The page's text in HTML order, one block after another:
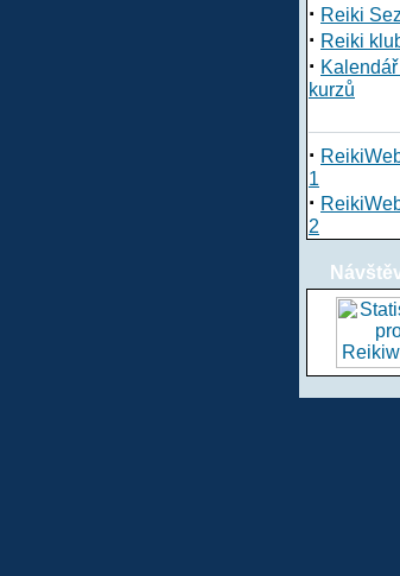
· Reiki
· Reiki
·
kurzů
·
1
·
2